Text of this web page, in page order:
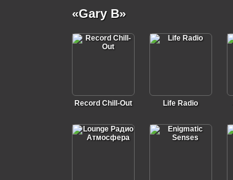
«Gary B»
Record Chill-Out Life Radio